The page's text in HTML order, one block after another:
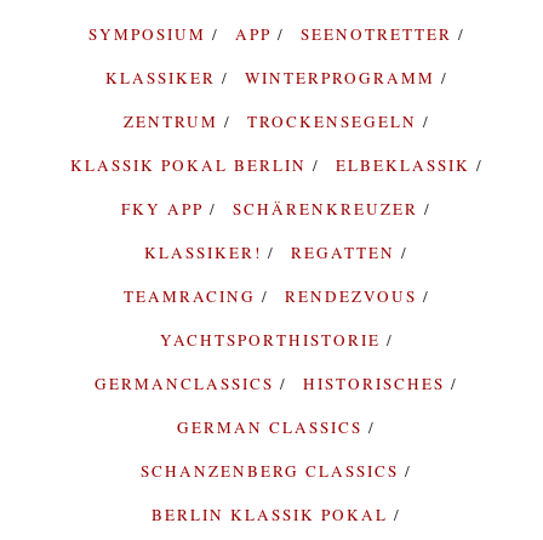
SYMPOSIUM
APP
SEENOTRETTER
KLASSIKER
WINTERPROGRAMM
ZENTRUM
TROCKENSEGELN
KLASSIK POKAL BERLIN
ELBEKLASSIK
FKY APP
SCHÄRENKREUZER
KLASSIKER!
REGATTEN
TEAMRACING
RENDEZVOUS
YACHTSPORTHISTORIE
GERMANCLASSICS
HISTORISCHES
GERMAN CLASSICS
SCHANZENBERG CLASSICS
BERLIN KLASSIK POKAL